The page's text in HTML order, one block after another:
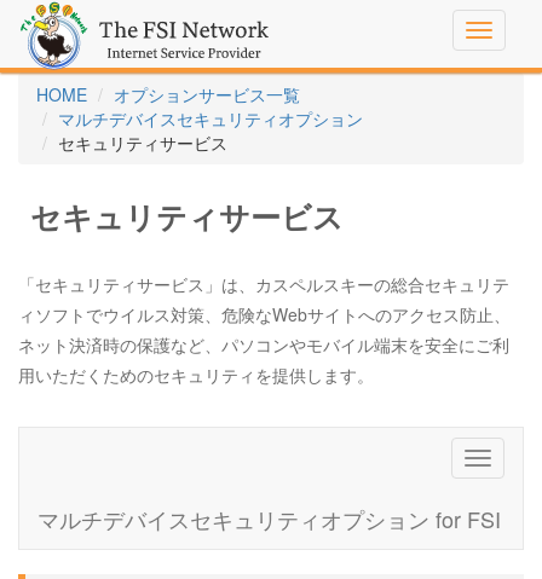
Toggle
HOME
オプションサービス一覧
マルチデバイスセキュリティオプション
セキュリティサービス
セキュリティサービス
「セキュリティサービス」は、カスペルスキーの総合セキュリテ
ィソフトでウイルス対策、危険なWebサイトへのアクセス防止、
ネット決済時の保護など、パソコンやモバイル端末を安全にご利
用いただくためのセキュリティを提供します。
Toggle
マルチデバイスセキュリティオプション for FSI